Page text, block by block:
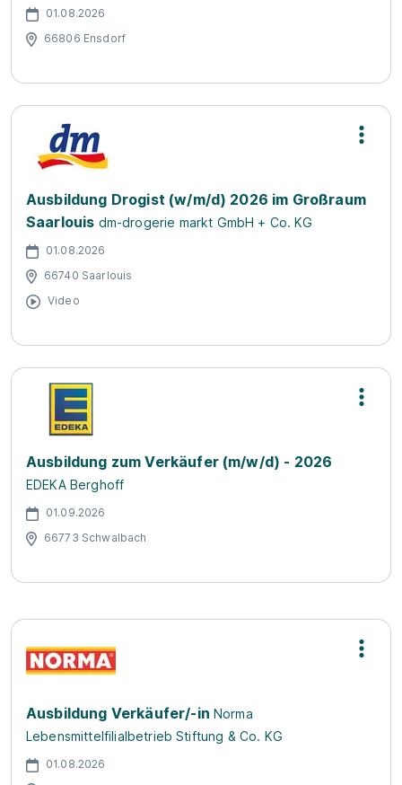
01.08.2026
66806 Ensdorf
Ausbildung Drogist (w/m/d) 2026 im Großraum
Saarlouis dm-drogerie markt GmbH + Co. KG
01.08.2026
66740 Saarlouis
Video
Ausbildung zum Verkäufer (m/w/d) - 2026
EDEKA Berghoff
01.09.2026
66773 Schwalbach
Ausbildung Verkäufer/-in Norma
Lebensmittelfilialbetrieb Stiftung & Co. KG
01.08.2026